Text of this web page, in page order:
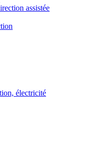
assistée
électricité